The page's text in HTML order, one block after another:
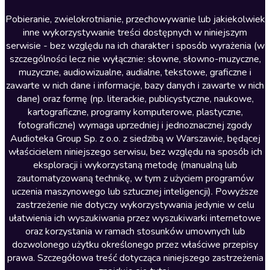
Literatura anglojęzyczna
Literatura faktu
Literatura obyczajowa
Literatura piękna obca
Literatura piękna polska
Nagrania relaksacyjne
Nauka języków
Nauki humanistyczne
Podcasty i audycje
Polityka
Prasa
Religia
Romans
Pobieranie, zwielokrotnianie, przechowywanie lub jakiekolwiek
inne wykorzystywanie treści dostępnych w niniejszym
serwisie - bez względu na ich charakter i sposób wyrażenia (w
szczególności lecz nie wyłącznie: słowne, słowno-muzyczne,
muzyczne, audiowizualne, audialne, tekstowe, graficzne i
zawarte w nich dane i informacje, bazy danych i zawarte w nich
dane) oraz formę (np. literackie, publicystyczne, naukowe,
kartograficzne, programy komputerowe, plastyczne,
fotograficzne) wymaga uprzedniej i jednoznacznej zgody
Audioteka Group Sp. z o.o. z siedzibą w Warszawie, będącej
właścicielem niniejszego serwisu, bez względu na sposób ich
eksploracji i wykorzystaną metodę (manualną lub
zautomatyzowaną technikę, w tym z użyciem programów
uczenia maszynowego lub sztucznej inteligencji). Powyższe
zastrzeżenie nie dotyczy wykorzystywania jedynie w celu
ułatwienia ich wyszukiwania przez wyszukiwarki internetowe
oraz korzystania w ramach stosunków umownych lub
dozwolonego użytku określonego przez właściwe przepisy
prawa. Szczegółowa treść dotycząca niniejszego zastrzeżenia